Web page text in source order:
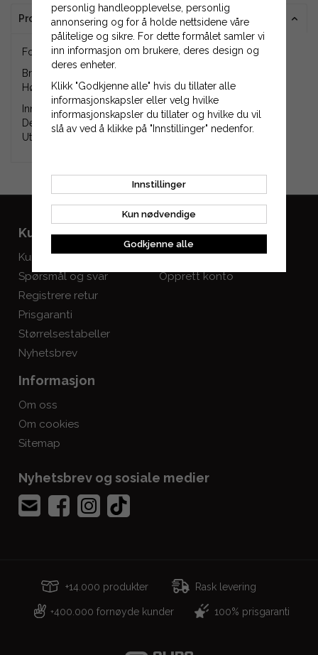
Produktinformasjon
Fortannet smalkilereim XPZ2360.
Bredde: 10 mm.
Høyde: 8 mm.
Innvendig lengde (Li): 2322 mm.
Delingslengde (Ld, Lp, Lw): 2360 mm.
Utvendig lengde (La): 2372 mm.
Kundeservice
Kundeservice
Spørsmål og svar
Registrere retur
Prisgaranti
Størrelsestabeller
Nyhetsbrev
Mine sider
Logg inn
Opprett konto
Informasjon
Om oss
Om cookies
Sitemap
Nyhetsbrev og sosiale medier
+14.000 produkter Rask levering
+400.000 fornøyde kunder 100% prisgaranti
personlig handleopplevelse, personlig
annonsering og for å holde nettsidene våre
pålitelige og sikre. For dette formålet samler vi
inn informasjon om brukere, deres design og
deres enheter.
Klikk "Godkjenne alle" hvis du tillater alle
informasjonskapsler eller velg hvilke
informasjonskapsler du tillater og hvilke du vil
slå av ved å klikke på "Innstillinger" nedenfor.
Innstillinger
Kun nødvendige
Godkjenne alle